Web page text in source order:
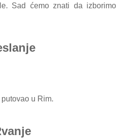
Sаd ćemo znаti dа izborimo
u Rim.